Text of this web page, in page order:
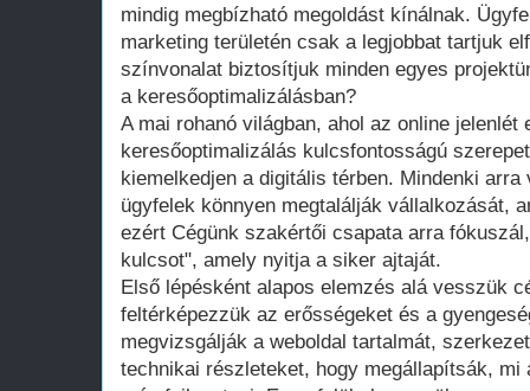
mindig megbízható megoldást kínálnak.
marketing területén csak a legjobbat tartjuk
színvonalat biztosítjuk minden egyes
a keresőoptimalizálásban?
A mai rohanó világban, ahol az online jelenlét
keresőoptimalizálás kulcsfontosságú
kiemelkedjen a digitális térben. Mindenki
ügyfelek könnyen megtalálják vállalkozását,
ezért Cégünk szakértői csapata arra
kulcsot", amely nyitja a siker ajtaját.
Első lépésként alapos elemzés alá vesszük
feltérképezzük az erősségeket és a
megvizsgálják a weboldal tartalmát,
technikai részleteket, hogy megállapítsák,